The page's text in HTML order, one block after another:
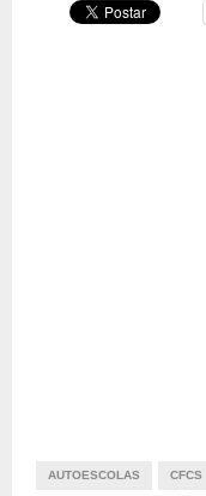
AUTOESCOLAS CFCS